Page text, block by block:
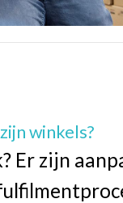
winkels?
Er zijn